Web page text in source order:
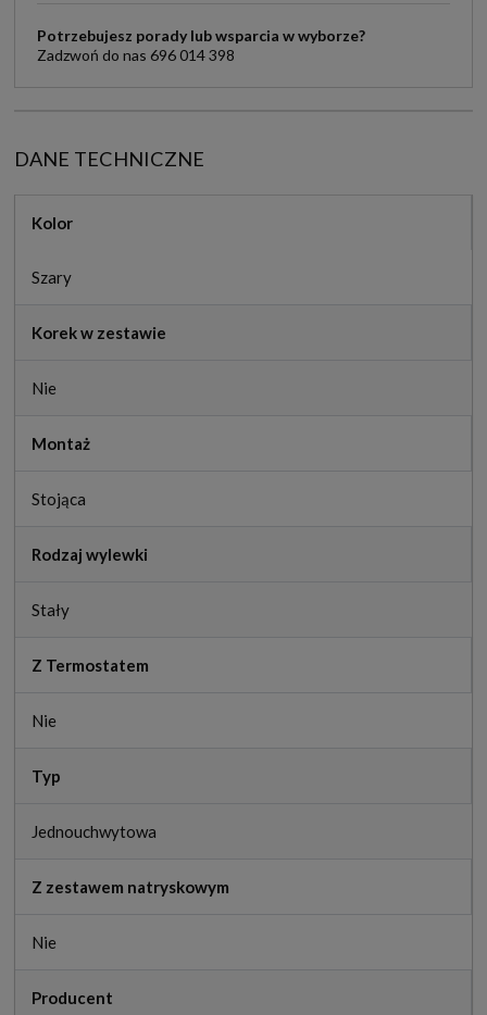
Potrzebujesz porady lub wsparcia w wyborze?
Zadzwoń do nas 696 014 398
DANE TECHNICZNE
Kolor
Szary
Korek w zestawie
Nie
Montaż
Stojąca
Rodzaj wylewki
Stały
Z Termostatem
Nie
Typ
Jednouchwytowa
Z zestawem natryskowym
Nie
Producent